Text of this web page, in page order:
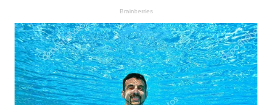
Brainberries